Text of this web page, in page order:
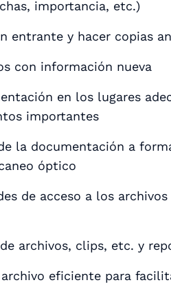
importancia, etc.)
entrante y hacer copias
con información nueva
en los lugares
importantes
la documentación a
óptico
de acceso a los
archivos, clips, etc. y
eficiente para